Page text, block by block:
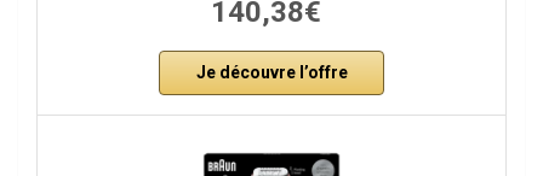
140,38€
Je découvre l’offre